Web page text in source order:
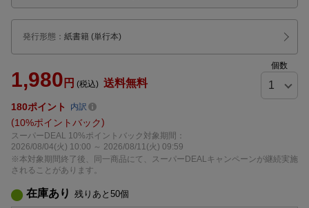
発行形態 ： 紙書籍 (単行本)
1,980 円 (税込) 送料無料
個数
180ポイント 内訳
10%ポイントバック
スーパーDEAL 10%ポイントバック対象期間：
2026/08/04(火) 10:00 ～ 2026/08/11(火) 09:59
※本対象期間終了後、同一商品にて、スーパーDEALキャンペーンが継続実施
されることがあります。
在庫あり 残りあと 50個